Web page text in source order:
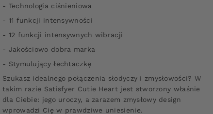
- Technologia ciśnieniowa
- 11 funkcji intensywności
- 12 funkcji intensywnych wibracji
- Jakościowo dobra marka
- Stymulujący łechtaczkę
Szukasz idealnego połączenia słodyczy i zmysłowości? W
takim razie Satisfyer Cutie Heart jest stworzony właśnie
dla Ciebie: jego uroczy, a zarazem zmysłowy design
wprowadzi Cię w prawdziwe uniesienie.